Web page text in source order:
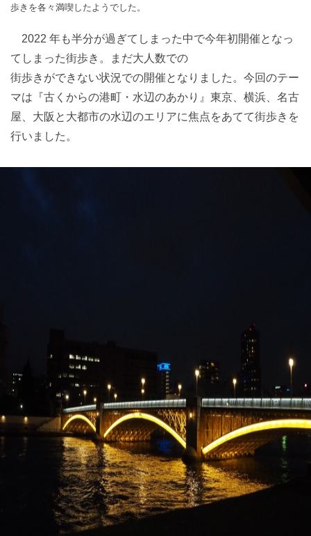
歩きを各々満喫したようでした。
2022 年も半分が過ぎてしまった中で今年初開催となっ
てしまった街歩き。まだ大人数での
街歩きができない状況での開催となりました。今回のテー
マは『古くからの港町・水辺のあかり』東京、横浜、名古
屋、大阪と大都市の水辺のエリアに焦点をあてて街歩きを
行いました。